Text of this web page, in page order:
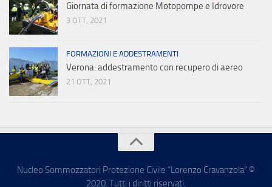
Giornata di formazione Motopompe e Idrovore
3 OTT, 2021
FORMAZIONI E ADDESTRAMENTI
Verona: addestramento con recupero di aereo
21 OTT, 2021
Nucleo Sommozzatori Protezione Civile “Lorenzo Cravanzola” ©
2020. Tutti i diritti riservati.